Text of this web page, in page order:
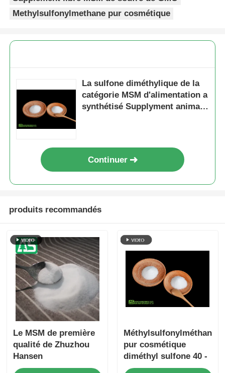
Methylsulfonylmethane pur cosmétique
La sulfone diméthylique de la
catégorie MSM d'alimentation a
synthétisé Supplyment animal
Continuer
produits recommandés
Le MSM de première
qualité de Zhuzhou
Hansen
Méthylsulfonylméthane
pur cosmétique
diméthyl sulfone 40 -
80 mélamine de